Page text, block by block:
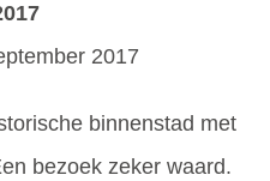
2017
binnenstad met
bezoek zeker waard.